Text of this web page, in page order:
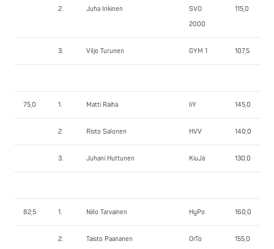
2. Juha Inkinen
SVO
2000
115,0
3. Viljo Turunen GYM 1 107,5
75,0 1. Matti Räihä IiY 145,0
2. Risto Salonen HVV 140,0
3. Juhani Huttunen KiuJä 130,0
82,5 1. Niilo Tarvainen HyPo 160,0
2. Taisto Paananen OrTo 155,0